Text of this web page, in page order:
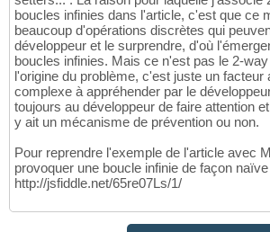
boucles infinies dans l'article, c'est que ce
beaucoup d'opérations discrètes qui
développeur et le surprendre, d'où
boucles infinies. Mais ce n'est pas le 2-
l'origine du problème, c'est juste un facteur
complexe à appréhender par le
toujours au développeur de faire attention
y ait un mécanisme de prévention ou non.
Pour reprendre l'exemple de l'article avec
provoquer une boucle infinie de façon naïve
http://jsfiddle.net/65re07Ls/1/